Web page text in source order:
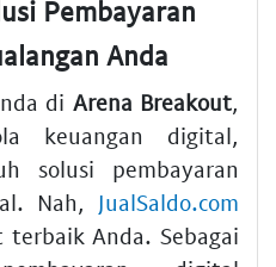
Pembayaran
Anda
di Arena Breakout,
keuangan digital,
solusi pembayaran
Nah, JualSaldo.com
terbaik Anda. Sebagai